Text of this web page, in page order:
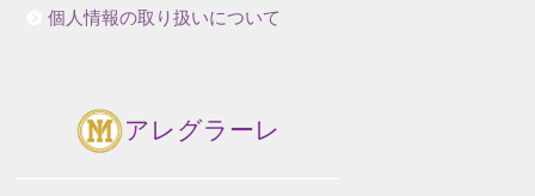
個人情報の取り扱いについて
アレグラーレ